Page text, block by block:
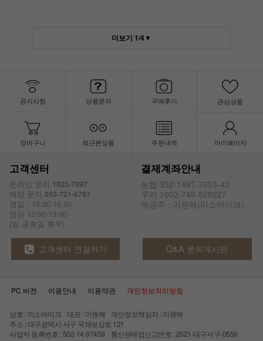
더보기 1/4▼
공지사항 상품문의 구매후기 관심상품
장바구니 최근본상품 주문내역 마이페이지
고객센터
온라인 문의 1522-7897
매장 문의 053-721-6787
평일 : 10:30-16:30
점심 12:00-13:00
(일.공휴일 휴무)
결제계좌안내
농협 352-1487-7653-43
우리 1002-746-829227
예금주 : 이원해(미소바이크)
고객센터 연결하기 Q&A 문의게시판
PC 버전 이용안내 이용약관 개인정보처리방침
상호 : 미소바이크 대표 : 이원해 개인정보책임자 : 이원해
주소 : 대구광역시 서구 국채보상로 121
사업자 등록번호 : 502-14-97459 통신판매업신고번호 : 2021-대구서구-0556